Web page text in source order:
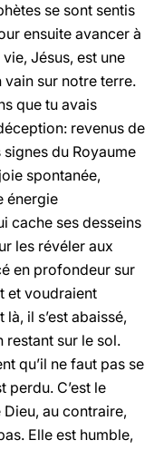
se sont sentis
ensuite avancer à
Jésus, est une
vain sur notre terre.
que tu avais
revenus de
du Royaume
spontanée,
énergie
cache ses desseins
les révéler aux
en profondeur sur
et voudraient
il s’est abaissé,
restant sur le sol.
qu’il ne faut pas se
C’est le
Dieu, au contraire,
Elle est humble,